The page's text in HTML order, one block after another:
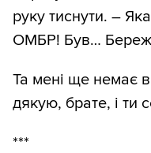
руку тиснути. –
ОМБР! Був…
Та мені ще немає
дякую, брате, і ти
***